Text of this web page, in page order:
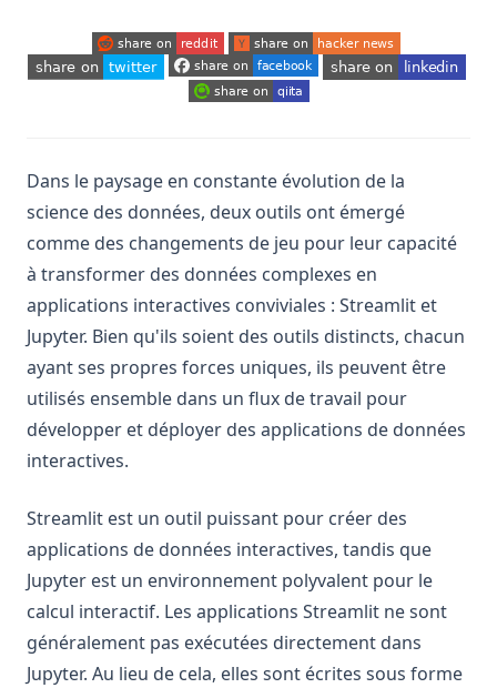
(opens in a new tab)(opens in a new tab)
(opens in a new tab)(opens in a new tab)
Dans le paysage en constante évolution de la
science des données, deux outils ont émergé
comme des changements de jeu pour leur capacité
à transformer des données complexes en
applications interactives conviviales : Streamlit et
Jupyter. Bien qu'ils soient des outils distincts, chacun
ayant ses propres forces uniques, ils peuvent être
utilisés ensemble dans un flux de travail pour
développer et déployer des applications de données
interactives.
Streamlit est un outil puissant pour créer des
applications de données interactives, tandis que
Jupyter est un environnement polyvalent pour le
calcul interactif. Les applications Streamlit ne sont
généralement pas exécutées directement dans
Jupyter. Au lieu de cela, elles sont écrites sous forme